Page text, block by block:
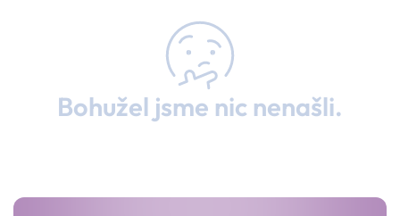
Bohužel jsme nic nenašli.